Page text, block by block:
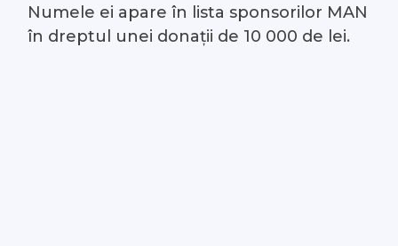
Numele ei apare în lista sponsorilor MAN
în dreptul unei donații de 10 000 de lei.